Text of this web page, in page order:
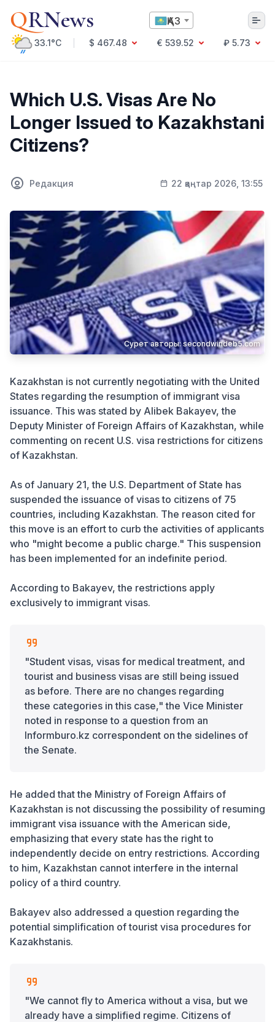
QRNews ҚАЗ
33.1°C $ 467.48 € 539.52
₽ 5.73
Мәдениет
Саясат
Экономика
Әлемде
Білім және Ғылым
Оқиға
Спорт
Ауа райы
Денсаулық
Бизнес
Қылмыс
Which U.S. Visas Are No
Longer Issued to Kazakhstani
Citizens?
Редакция 22 қаңтар 2026, 13:55
Сурет авторы: secondwindeb5.com
Kazakhstan is not currently negotiating with the United
States regarding the resumption of immigrant visa
issuance. This was stated by Alibek Bakayev, the
Deputy Minister of Foreign Affairs of Kazakhstan, while
commenting on recent U.S. visa restrictions for citizens
of Kazakhstan.
As of January 21, the U.S. Department of State has
suspended the issuance of visas to citizens of 75
countries, including Kazakhstan. The reason cited for
this move is an effort to curb the activities of applicants
who "might become a public charge." This suspension
has been implemented for an indefinite period.
According to Bakayev, the restrictions apply
exclusively to immigrant visas.
"Student visas, visas for medical treatment, and
tourist and business visas are still being issued
as before. There are no changes regarding
these categories in this case," the Vice Minister
noted in response to a question from an
Informburo.kz correspondent on the sidelines of
the Senate.
He added that the Ministry of Foreign Affairs of
Kazakhstan is not discussing the possibility of resuming
immigrant visa issuance with the American side,
emphasizing that every state has the right to
independently decide on entry restrictions. According
to him, Kazakhstan cannot interfere in the internal
policy of a third country.
Bakayev also addressed a question regarding the
potential simplification of tourist visa procedures for
Kazakhstanis.
"We cannot fly to America without a visa, but we
already have a simplified regime. Citizens of